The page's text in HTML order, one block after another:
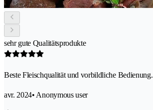
sehr gute Qualitätsprodukte
Beste Fleischqualität und vorbildliche Bedienung.
avr. 2024• Anonymous user